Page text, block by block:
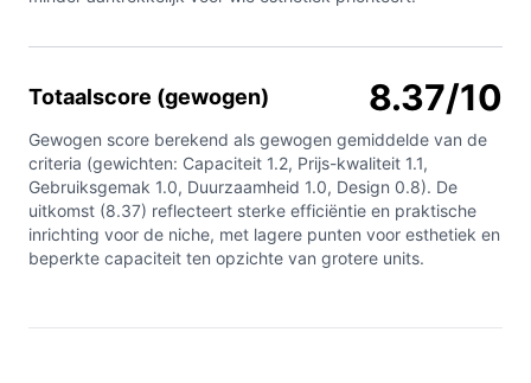
Totaalscore (gewogen) 8.37/10
Gewogen score berekend als gewogen gemiddelde van de
criteria (gewichten: Capaciteit 1.2, Prijs-kwaliteit 1.1,
Gebruiksgemak 1.0, Duurzaamheid 1.0, Design 0.8). De
uitkomst (8.37) reflecteert sterke efficiëntie en praktische
inrichting voor de niche, met lagere punten voor esthetiek en
beperkte capaciteit ten opzichte van grotere units.